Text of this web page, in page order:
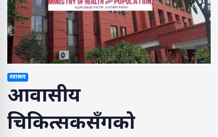
स्वास्थ्य
आवासीय
चिकित्सकसँगको